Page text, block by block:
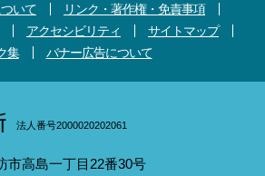
いて
リンク・著作権・免責事項
アクセシビリティ
サイトマップ
集
バナー広告について
法人番号2000020202061
市高島一丁目22番30号